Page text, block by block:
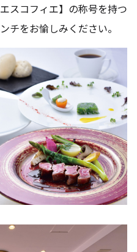
スコフィエ】の称号を持つ
チをお愉しみください。